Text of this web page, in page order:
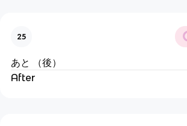
25
あと （後）
After